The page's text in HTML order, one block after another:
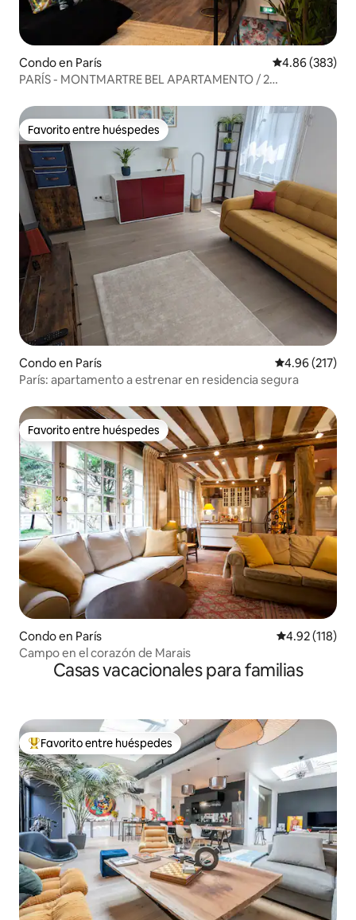
Condo en París Calificación
4.86 (383)
PARÍS - MONTMARTRE BEL APARTAMENTO / 2
Favorito entre huéspedes
Favorito entre huéspedes
Condo en París Calificación
4.96 (217)
París: apartamento a estrenar en residencia segura
Favorito entre huéspedes
Favorito entre huéspedes
Condo en París Calificación
4.92 (118)
Campo en el corazón de Marais
Casas vacacionales para familias
Favorito entre huéspedes preferido
Favorito entre huéspedes